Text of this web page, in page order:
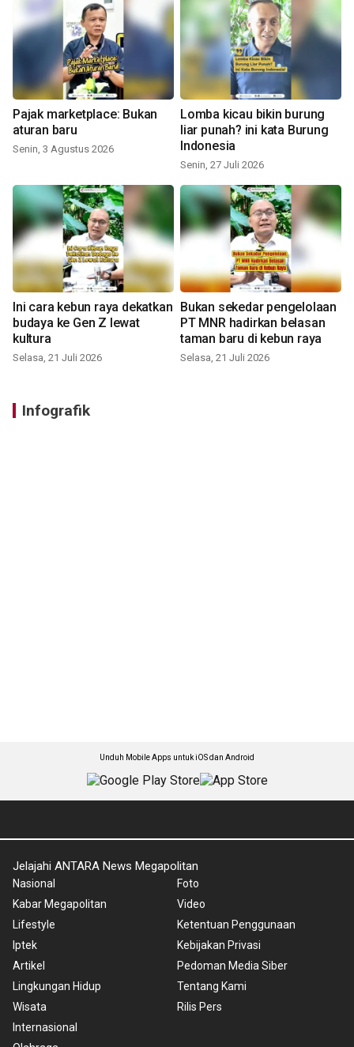
Pajak marketplace: Bukan
aturan baru
Senin, 3 Agustus 2026
Lomba kicau bikin burung
liar punah? ini kata Burung
Indonesia
Senin, 27 Juli 2026
Ini cara kebun raya dekatkan
budaya ke Gen Z lewat
kultura
Selasa, 21 Juli 2026
Bukan sekedar pengelolaan
PT MNR hadirkan belasan
taman baru di kebun raya
Selasa, 21 Juli 2026
Infografik
Unduh Mobile Apps untuk iOS dan Android
Jelajahi ANTARA News Megapolitan
Nasional
Kabar Megapolitan
Lifestyle
Iptek
Artikel
Lingkungan Hidup
Wisata
Internasional
Foto
Video
Ketentuan Penggunaan
Kebijakan Privasi
Pedoman Media Siber
Tentang Kami
Rilis Pers